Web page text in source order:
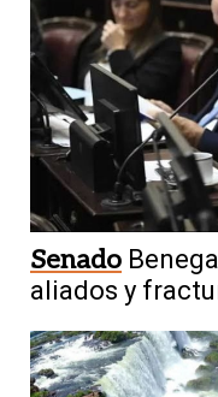
Senado
aliados y